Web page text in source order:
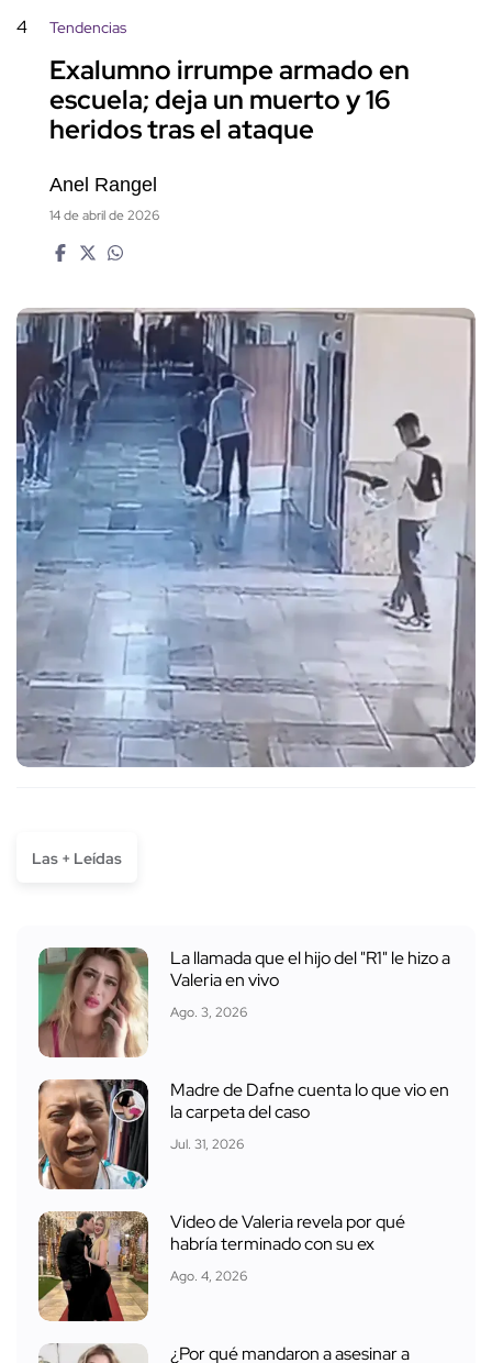
4 Tendencias
Exalumno irrumpe armado en
escuela; deja un muerto y 16
heridos tras el ataque
Anel Rangel
14 de abril de 2026
Las + Leídas
La llamada que el hijo del "R1" le hizo a
Valeria en vivo
Ago. 3, 2026
Madre de Dafne cuenta lo que vio en
la carpeta del caso
Jul. 31, 2026
Video de Valeria revela por qué
habría terminado con su ex
Ago. 4, 2026
¿Por qué mandaron a asesinar a